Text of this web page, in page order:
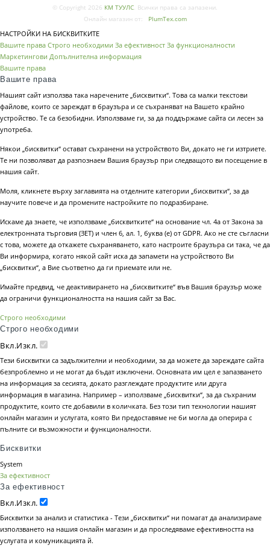
© Copyright 2026 КМ ТУУЛС . Всички права са запазени.
Онлайн магазин от:
PlumTex.com
НАСТРОЙКИ НА БИСКВИТКИТЕ
Вашите права Строго необходими За ефективност За функционалности
Маркетингови Допълнителна информация
Вашите права
Вашите права
Нашият сайт използва така наречените „бисквитки“. Това са малки текстови
файлове, които се зареждат в браузъра и се съхраняват на Вашето крайно
устройство. Те са безобидни. Използваме ги, за да поддържаме сайта си лесен за
употреба.
Някои „бисквитки“ остават съхранени на устройството Ви, докато не ги изтриете.
Те ни позволяват да разпознаем Вашия браузър при следващото ви посещение в
нашия сайт.
Моля, кликнете върху заглавията на отделните категории „бисквитки“, за да
научите повече и да промените настройките по подразбиране.
Искаме да знаете, че използваме „бисквитките“ на основание чл. 4а от Закона за
електронната търговия (ЗЕТ) и член 6, ал. 1, буква (е) от GDPR. Ако не сте съгласни
с това, можете да откажете съхраняването, като настроите браузъра си така, че да
Ви информира, когато някой сайт иска да запамети на устройството Ви
„бисквитки“, а Вие съответно да ги приемате или не.
Имайте предвид, че деактивирането на „бисквитките“ във Вашия браузър може
да ограничи функционалността на нашия сайт за Вас.
Строго необходими
Строго необходими
Вкл.Изкл.
Тези бисквитки са задължителни и необходими, за да можете да зареждате сайта
безпроблемно и не могат да бъдат изключени. Основната им цел е запазването
на информация за сесията, докато разглеждате продуктите или друга
информация в магазина. Например – използваме „бисквитки“, за да съхраним
продуктите, които сте добавили в количката. Без този тип технологии нашият
онлайн магазин и услугата, която Ви предоставяме не би могла да оперира с
пълните си възможности и функционалности.
Бисквитки
System
За ефективност
За ефективност
Вкл.Изкл.
Бисквитки за анализ и статистика - Тези „бисквитки“ ни помагат да анализираме
използването на нашия онлайн магазин и да проследяваме ефективността на
услугата и комуникацията й.